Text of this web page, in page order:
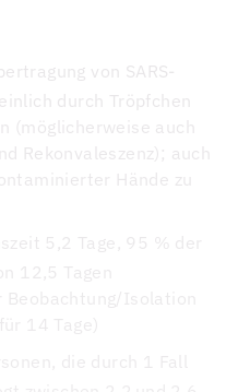
von SARS-
durch Tröpfchen
(möglicherweise auch
Rekonvaleszenz); auch
Hände zu